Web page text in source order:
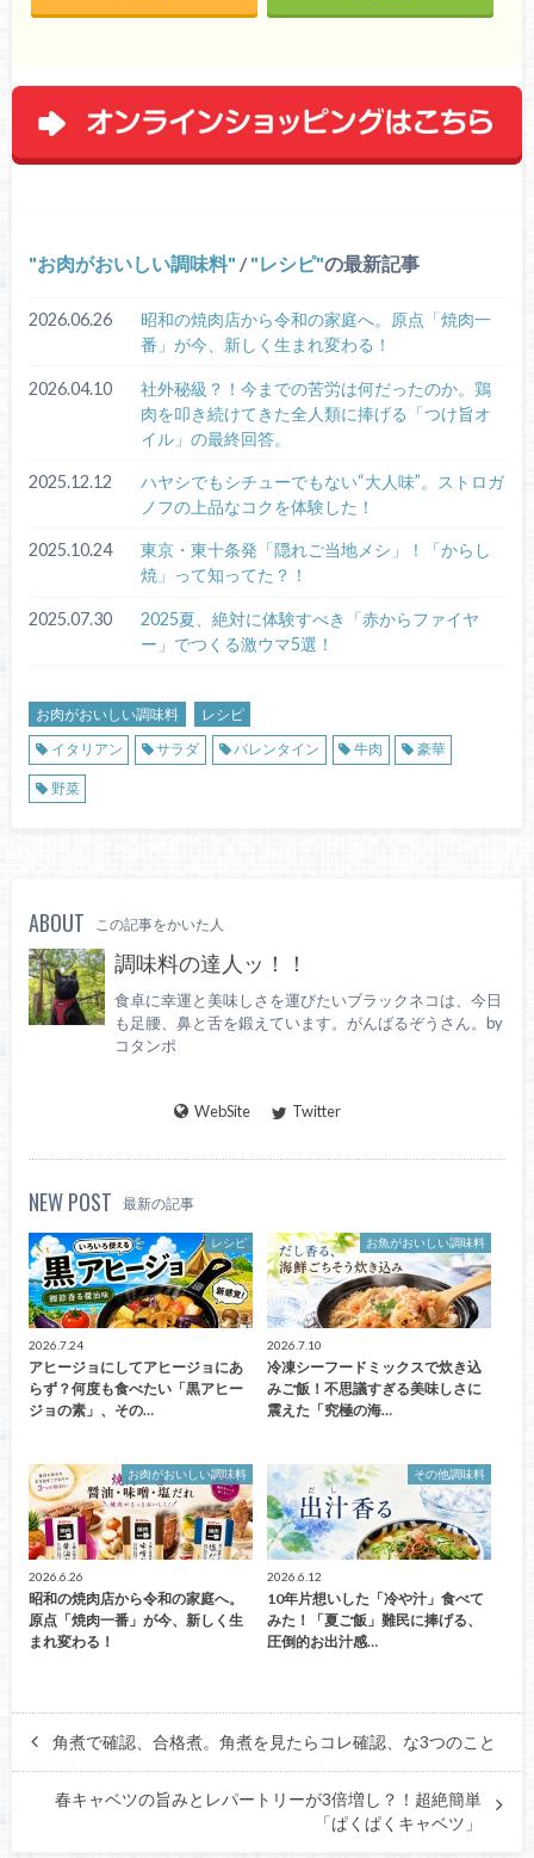
お肉がおいしい調味料 / レシピ の最新記事
2026.06.26
昭和の焼肉店から令和の家庭へ。原点「焼肉一
番」が今、新しく生まれ変わる！
2026.04.10
社外秘級？！今までの苦労は何だったのか。鶏
肉を叩き続けてきた全人類に捧げる「つけ旨オ
イル」の最終回答。
2025.12.12
ハヤシでもシチューでもない“大人味”。ストロガ
ノフの上品なコクを体験した！
2025.10.24
東京・東十条発「隠れご当地メシ」！「からし
焼」って知ってた？！
2025.07.30
2025夏、絶対に体験すべき「赤からファイヤ
ー」でつくる激ウマ5選！
お肉がおいしい調味料
レシピ
イタリアン
サラダ バレンタイン 牛肉 豪華
野菜
ABOUT この記事をかいた人
調味料の達人ッ！！
食卓に幸運と美味しさを運びたいブラックネコは、今日
も足腰、鼻と舌を鍛えています。がんばるぞうさん。by
コタンポ
WebSite Twitter
NEW POST 最新の記事
レシピ
2026.7.24
アヒージョにしてアヒージョにあ
らず？何度も食べたい「黒アヒー
ジョの素」、その…
お魚がおいしい調味料
2026.7.10
冷凍シーフードミックスで炊き込
みご飯！不思議すぎる美味しさに
震えた「究極の海…
お肉がおいしい調味料
2026.6.26
昭和の焼肉店から令和の家庭へ。
原点「焼肉一番」が今、新しく生
まれ変わる！
その他調味料
2026.6.12
10年片想いした「冷や汁」食べて
みた！「夏ご飯」難民に捧げる、
圧倒的お出汁感…
角煮で確認、合格煮。角煮を見たらコレ確認、な3つのこと
春キャベツの旨みとレパートリーが3倍増し？！超絶簡単
「ぱくぱくキャベツ」